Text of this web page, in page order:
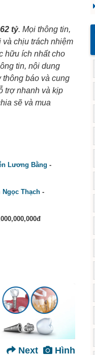
tỷ. Mọi thông tin,
và chịu trách nhiệm
hữu ích nhất cho
tin, nội dung
thông báo và cung
trợ nhanh và kịp
sẽ và mua
Lương Bằng -
Ngọc Thạch -
Hình
Next